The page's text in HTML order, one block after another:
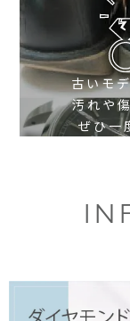
古いモ
汚れや
ぜひ一